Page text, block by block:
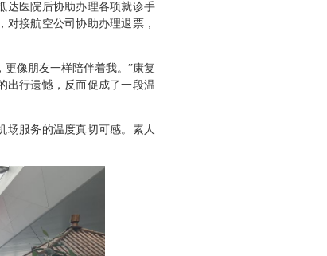
达医院后协助办理各项就诊手
接航空公司协助办理退票，
像朋友一样陪伴着我。”康复
出行遗憾，反而促成了一段温
场服务的温度真切可感。素人